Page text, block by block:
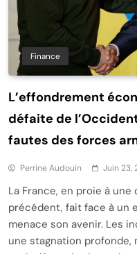
Finance
L’effondrement
défaite de
fautes des forces
Perrine Audouin Juin 23,
La France, en proie à
précédent, fait face à un
menace son avenir. Les
une stagnation profonde,